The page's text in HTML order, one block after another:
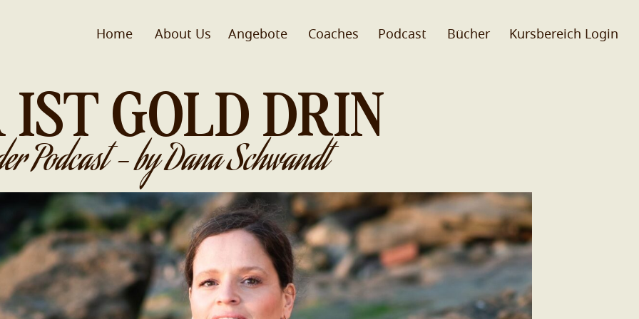
Home About Us Coaches
Angebote Podcast Bücher Kursbereich Login
IST GOLD DRIN
Podcast - by Dana Schwandt